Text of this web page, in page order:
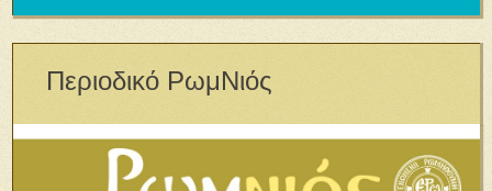
Περιοδικό ΡωμΝιός